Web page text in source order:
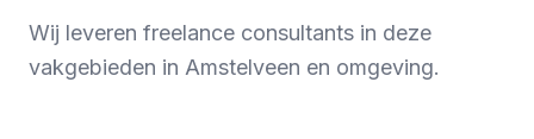
Wij leveren freelance consultants in deze
vakgebieden in Amstelveen en omgeving.